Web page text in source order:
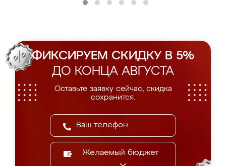
ФИКСИРУЕМ СКИДКУ В 5%
ДО КОНЦА АВГУСТА
Оставьте заявку сейчас, скидка
сохранится.
Желаемый бюджет